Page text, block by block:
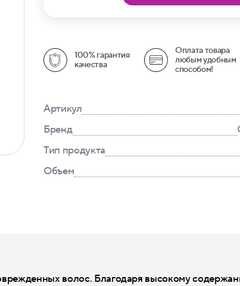
100% гарантия
качества
Оплата товара
любым удобным
способом!
Артикул
Бренд
Тип продукта
Объем
волос. Благодаря высокому